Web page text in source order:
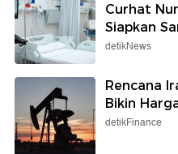
Curhat
Siapkan
detikNews
Rencana
Bikin
detikFinance